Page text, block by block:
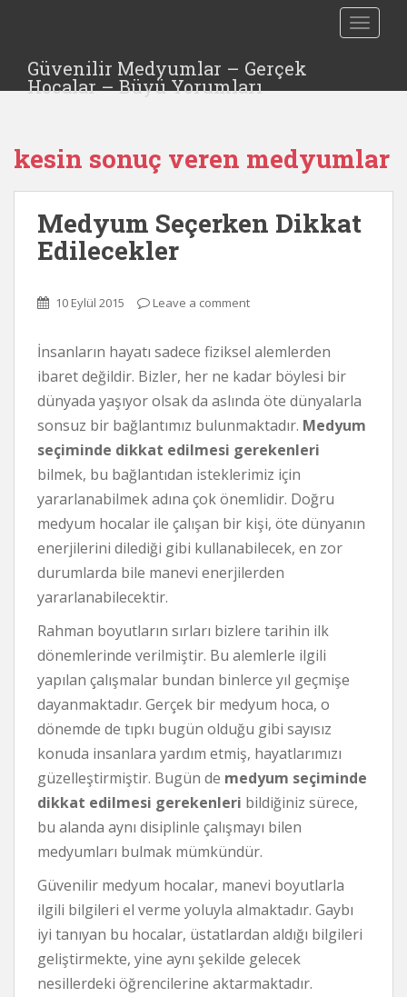
t
Güvenilir Medyumlar – Gerçek
Hocalar – Büyü Yorumları
kesin sonuç veren medyumlar
Medyum Seçerken Dikkat
Edilecekler
10 Eylül 2015 Leave a comment
İnsanların hayatı sadece fiziksel alemlerden
ibaret değildir. Bizler, her ne kadar böylesi bir
dünyada yaşıyor olsak da aslında öte dünyalarla
sonsuz bir bağlantımız bulunmaktadır. Medyum
seçiminde dikkat edilmesi gerekenleri
bilmek, bu bağlantıdan isteklerimiz için
yararlanabilmek adına çok önemlidir. Doğru
medyum hocalar ile çalışan bir kişi, öte dünyanın
enerjilerini dilediği gibi kullanabilecek, en zor
durumlarda bile manevi enerjilerden
yararlanabilecektir.
Rahman boyutların sırları bizlere tarihin ilk
dönemlerinde verilmiştir. Bu alemlerle ilgili
yapılan çalışmalar bundan binlerce yıl geçmişe
dayanmaktadır. Gerçek bir medyum hoca, o
dönemde de tıpkı bugün olduğu gibi sayısız
konuda insanlara yardım etmiş, hayatlarımızı
güzelleştirmiştir. Bugün de medyum seçiminde
dikkat edilmesi gerekenleri bildiğiniz sürece,
bu alanda aynı disiplinle çalışmayı bilen
medyumları bulmak mümkündür.
Güvenilir medyum hocalar, manevi boyutlarla
ilgili bilgileri el verme yoluyla almaktadır. Gaybı
iyi tanıyan bu hocalar, üstatlardan aldığı bilgileri
geliştirmekte, yine aynı şekilde gelecek
nesillerdeki öğrencilerine aktarmaktadır.